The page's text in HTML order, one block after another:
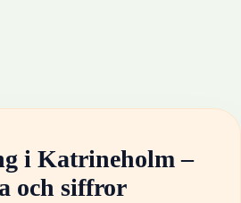
i Katrineholm–
och siffror